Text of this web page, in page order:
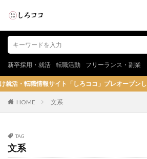
新卒採用・就活 転職活動 フリーランス・副業
イト「しろココ」プレオープンしました。
HOME 文系
TAG
文系